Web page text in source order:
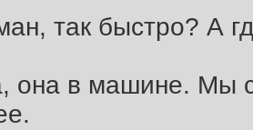
так быстро? А
она в машине. Мы